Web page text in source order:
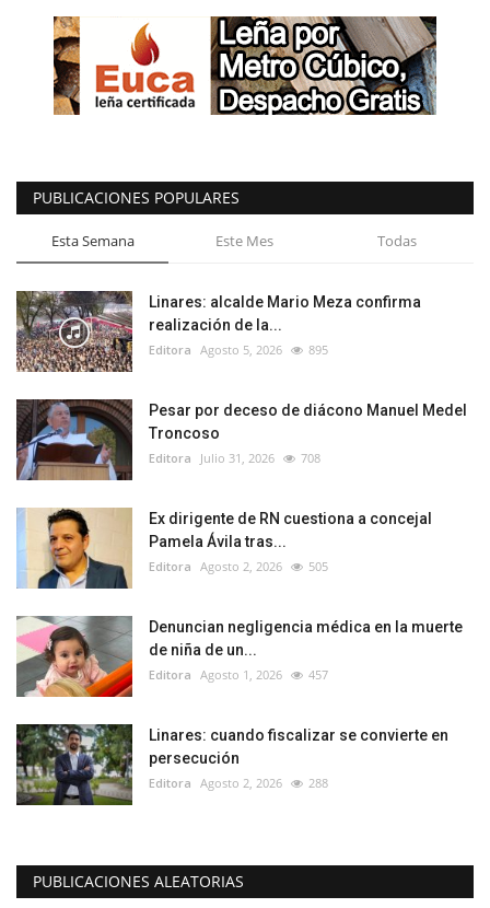
PUBLICACIONES POPULARES
Esta Semana Este Mes Todas
Linares: alcalde Mario Meza confirma
realización de la...
Editora Agosto 5, 2026 895
Pesar por deceso de diácono Manuel Medel
Troncoso
Editora Julio 31, 2026 708
Ex dirigente de RN cuestiona a concejal
Pamela Ávila tras...
Editora Agosto 2, 2026 505
Denuncian negligencia médica en la muerte
de niña de un...
Editora Agosto 1, 2026 457
Linares: cuando fiscalizar se convierte en
persecución
Editora Agosto 2, 2026 288
PUBLICACIONES ALEATORIAS